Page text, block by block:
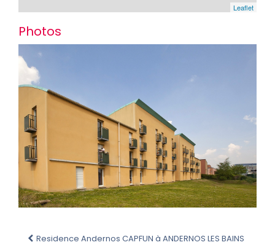
Leaflet
Photos
Residence Andernos CAPFUN à ANDERNOS LES BAINS